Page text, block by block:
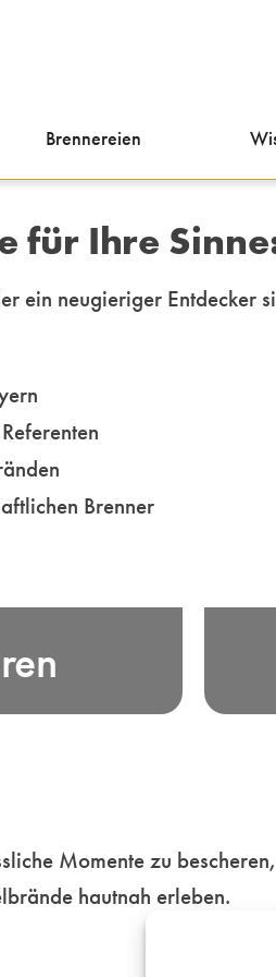
Brennereien
für Ihre
ein neugieriger Entdecker
Brenner
bayerischer
durch
in
Momente zu
hautnah erleben.